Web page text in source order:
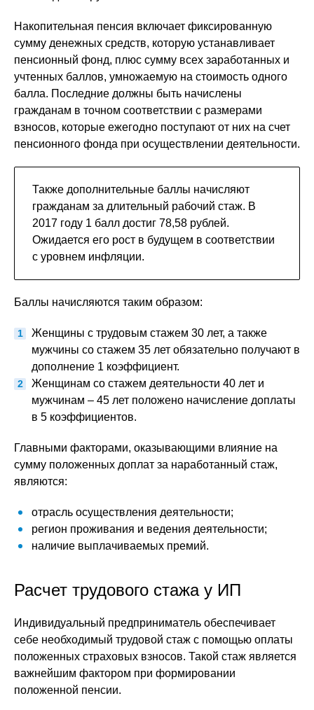
Накопительная пенсия включает фиксированную
сумму денежных средств, которую устанавливает
пенсионный фонд, плюс сумму всех заработанных и
учтенных баллов, умножаемую на стоимость одного
балла. Последние должны быть начислены
гражданам в точном соответствии с размерами
взносов, которые ежегодно поступают от них на счет
пенсионного фонда при осуществлении деятельности.
Также дополнительные баллы начисляют
гражданам за длительный рабочий стаж. В
2017 году 1 балл достиг 78,58 рублей.
Ожидается его рост в будущем в соответствии
с уровнем инфляции.
Баллы начисляются таким образом:
Женщины с трудовым стажем 30 лет, а также
мужчины со стажем 35 лет обязательно получают в
дополнение 1 коэффициент.
Женщинам со стажем деятельности 40 лет и
мужчинам – 45 лет положено начисление доплаты
в 5 коэффициентов.
Главными факторами, оказывающими влияние на
сумму положенных доплат за наработанный стаж,
являются:
отрасль осуществления деятельности;
регион проживания и ведения деятельности;
наличие выплачиваемых премий.
Расчет трудового стажа у ИП
Индивидуальный предприниматель обеспечивает
себе необходимый трудовой стаж с помощью оплаты
положенных страховых взносов. Такой стаж является
важнейшим фактором при формировании
положенной пенсии.